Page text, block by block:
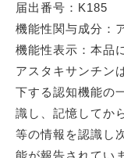
届出番号：K185
機能性関与成分：
機能性表示：本品
アスタキサンチン
下する認知機能の
識し、記憶してか
等の情報を認識し